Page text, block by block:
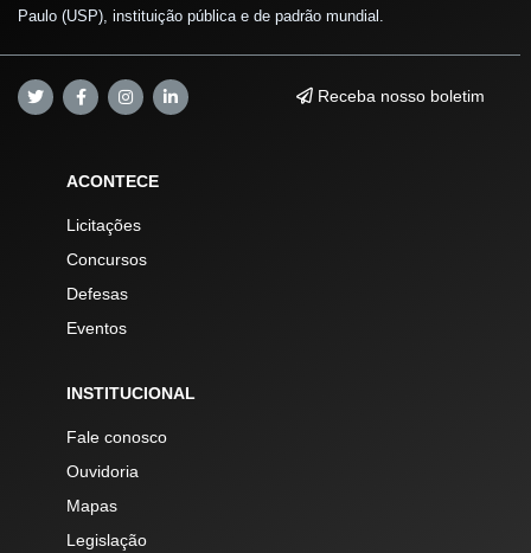
Paulo (USP), instituição pública e de padrão mundial.
Receba nosso boletim
ACONTECE
Licitações
Concursos
Defesas
Eventos
INSTITUCIONAL
Fale conosco
Ouvidoria
Mapas
Legislação